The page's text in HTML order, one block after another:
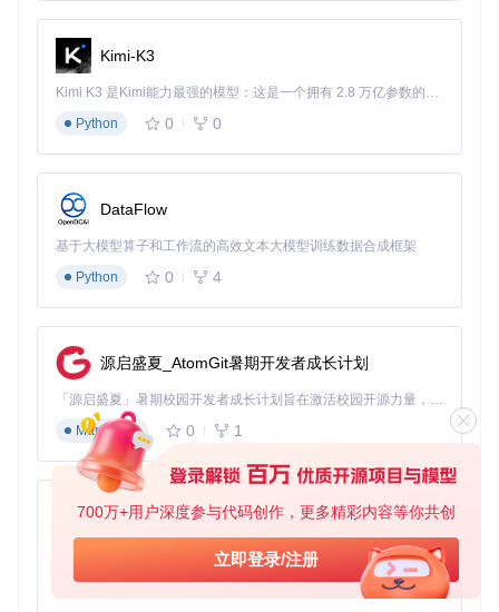
700万+用户深度参与代码创作，更多精彩内容等你共创
立即登录/注册
Chroma：用于代码颜色化。
go-arg
多样化的主题选择
FMAN内置了多款主题，如经典的Dracula、潮流的Catppucci
n以及极简主义的Gruvbox等，让工作环境更加个性化：
Dracula Theme
开源社区的力量
FMAN是开源的，并热衷于社区贡献。如果你有改进的建议或
者想要参与开发，欢迎通过Fork、Pull Request或Issue的方式
加入我们！
许可协议与致谢
FMAN遵循MIT许可协议。项目受到了
谢所有参与者的辛勤付出。
FMAN不仅是一个高效的文件管理器，更是一种全新的工作方
式。它将先进的技术和人性化的设计相结合，为你的日常文件
Kimi-K3
Kimi K3 是Kimi能力最强的模型：这是一个拥有 2.8 万亿参数的混合专家（MoE）模型，具备原生视觉理解能力，并支持 100 万 token 的上下文窗口。
Python
0 0
DataFlow
基于大模型算子和工作流的高效文本大模型训练数据合成框架
Python
0 4
源启盛夏_AtomGit暑期开发者成长计划
「源启盛夏」暑期校园开发者成长计划旨在激活校园开源力量，通过积分激励、认证扶持、资源倾斜等形式，引导高校组织和开发者完成「入驻 — 建项目 — 做贡献 — 获认证 — 得资源」的完整闭环。无论你是想带领社团入驻平台的组织者，还是希望用代码贡献证明自己的开发者，都能在这里找到属于你的成长路径。
Markdown
0 1
py-xiaozhi
基于Python的Xiaozhi AI，适用于想要完整Xiaozhi体验而无需拥有专用硬件的用户。
Python
0 1